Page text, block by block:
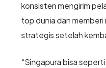
konsisten mengirim
top dunia dan memberi
strategis setelah
“Singapura bisa